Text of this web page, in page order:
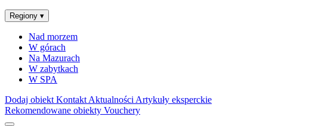
Regiony ▾
Nad morzem
W górach
Na Mazurach
W zabytkach
W SPA
Dodaj obiekt Kontakt Aktualności Artykuły eksperckie
Rekomendowane obiekty Vouchery